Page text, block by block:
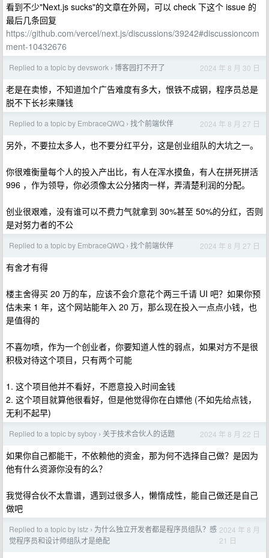
看到不少"Next.js sucks"的文章在外网，可以 check 下这个 issue 的
最后几条回复
https://github.com/vercel/next.js/discussions/39242#discussioncom
ment-10432676
Replied to a topic by devswork › 博客园打不开了 2024 年 8 月 30 日
老是在卖惨，不知道加个广告难度有多大，恨铁不成钢，程序员总是
脱不下长衫来赚钱
Replied to a topic by EmbraceQWQ › 找个前端伙伴 2024 年 8 月 27 日
另外，不要拉太多人，也不要分红平分，这是创业组队的大坑之一。
你很难衡量每个人的投入产出比，有人在浑水摸鱼，有人在拼死拼活
996 ，作为领导，你必须像太公分猪肉一样，弄清楚利润的分配。
创业很艰难，没有谁可以不费力气就拿到 30%甚至 50%的分红，否则
是对努力者的不公
Replied to a topic by EmbraceQWQ › 找个前端伙伴 2024 年 8 月 27 日
有舍才有得
楼主舍得买 20 万的车，应该不会介意花个两三千请 UI 吧？如果你预
估未来 1 年，这个网站能年入 20 万，那么现在投入一点点小钱，也
是值得的
不喜勿喷，作为一个创业者，你要知道人性的弱点，如果对方不是很
积极对待这个项目，只有两个可能
1. 这个项目他并不看好，不愿意投入时间金钱
2. 这个项目就算他很看好，但是他觉得你在白嫖他 (不如先给点钱，
无利不起早)
Replied to a topic by syboy › 关于技术合伙人的话题 2024 年 8 月 22 日
如果你自己都能干，不依赖他的资金，那为何不选择自己做？是因为
他有什么资源你没有的么？
我觉得合伙不太靠谱，遇到过很多人，懒惰成性，能自己做还是自己
做吧
Replied to a topic by lstz › 为什么独立开发者都是程序员组队？感
觉程序员和设计师组队才是绝配
2024 年 8 月
21 日